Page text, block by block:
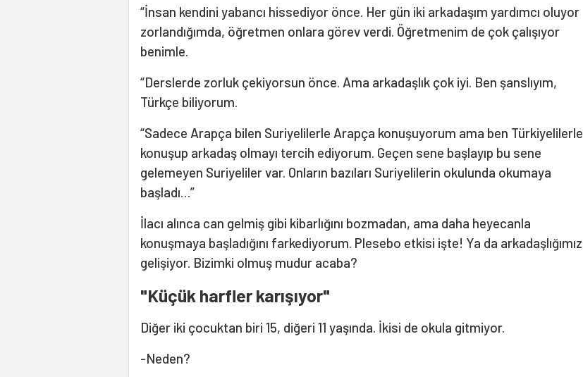
“İnsan kendini yabancı hissediyor önce. Her gün iki arkadaşım yardımcı oluyor
zorlandığımda, öğretmen onlara görev verdi. Öğretmenim de çok çalışıyor
benimle.
“Derslerde zorluk çekiyorsun önce. Ama arkadaşlık çok iyi. Ben şanslıyım,
Türkçe biliyorum.
“Sadece Arapça bilen Suriyelilerle Arapça konuşuyorum ama ben Türkiyelilerle
konuşup arkadaş olmayı tercih ediyorum. Geçen sene başlayıp bu sene
gelemeyen Suriyeliler var. Onların bazıları Suriyelilerin okulunda okumaya
başladı…”
İlacı alınca can gelmiş gibi kibarlığını bozmadan, ama daha heyecanla
konuşmaya başladığını farkediyorum. Plesebo etkisi işte! Ya da arkadaşlığımız
gelişiyor. Bizimki olmuş mudur acaba?
"Küçük harfler karışıyor"
Diğer iki çocuktan biri 15, diğeri 11 yaşında. İkisi de okula gitmiyor.
-Neden?